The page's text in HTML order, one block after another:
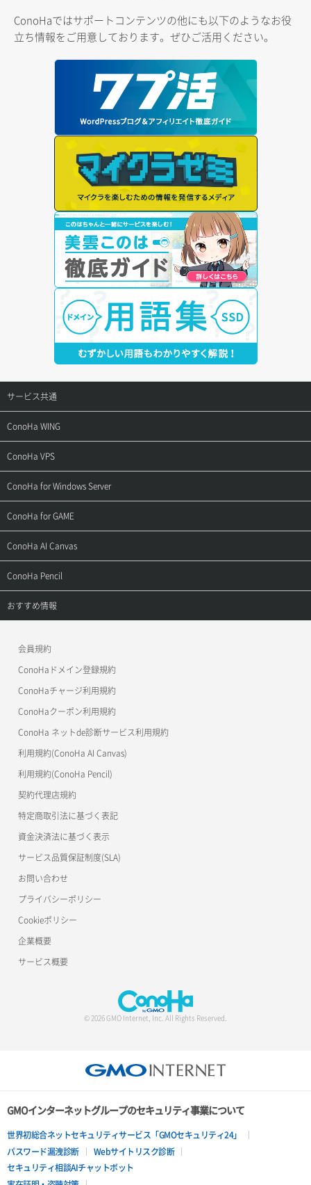
ConoHaではサポートコンテンツの他にも以下のようなお役
立ち情報をご用意しております。ぜひご活用ください。
サービス共通
サポートトップ
ご契約・お支払い
用語集
お問い合わせ
ConoHa WING
サポートトップ
ご利用ガイド
お乗り換えガイド
よくある質問
ConoHa VPS
サポートトップ
ご利用ガイド
APIドキュメントVPS2.0
APIドキュメントVPS3.0
ConoHa for Windows Server
サポートトップ
ご利用ガイド
APIドキュメントVPS2.0
APIドキュメントVPS3.0
ConoHa for GAME
サポートトップ
ご利用ガイド
ConoHa AI Canvas
サポートトップ
ご利用ガイド
ConoHa Pencil
サポートトップ
おすすめ情報
美雲このは徹底ガイド
会員規約
ConoHaドメイン登録規約
ConoHaチャージ利用規約
ConoHaクーポン利用規約
ConoHa ネットde診断サービス利用規約
利用規約(ConoHa AI Canvas)
利用規約(ConoHa Pencil)
契約代理店規約
特定商取引法に基づく表記
資金決済法に基づく表示
サービス品質保証制度(SLA)
お問い合わせ
プライバシーポリシー
Cookieポリシー
企業概要
サービス概要
© 2026 GMO Internet, Inc. All Rights Reserved.
GMOインターネットグループのセキュリティ事業について
世界初総合ネットセキュリティサービス「GMOセキュリティ24」
パスワード漏洩診断
Webサイトリスク診断
セキュリティ相談AIチャットボット